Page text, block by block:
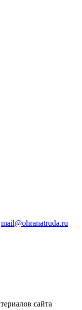
mail@ohranatruda.ru
сайта